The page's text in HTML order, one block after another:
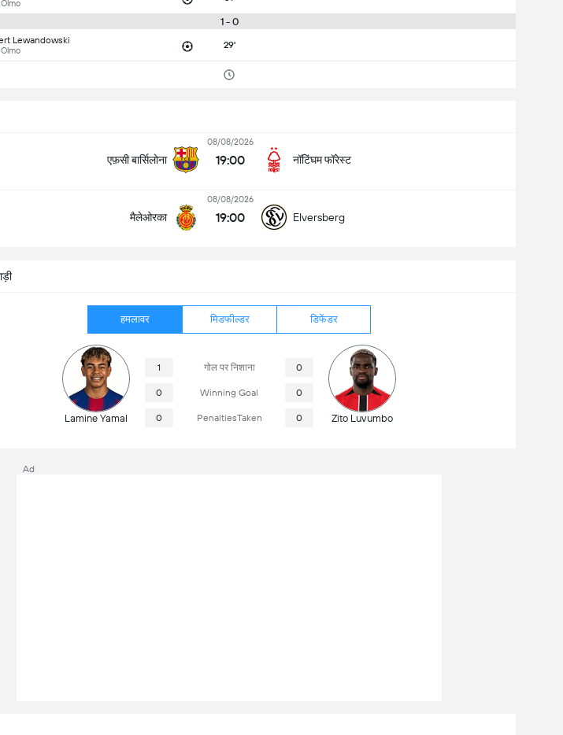
1 - 0
Lewandowski 29'
एफ़सी बार्सिलोना
08/08/2026
19:00 नॉटिंघम फॉरेस्ट
मैलेओरका
08/08/2026
19:00 Elversberg
हमलावर मिडफील्डर डिफेंडर
Lamine Yamal
1 गोल पर निशाना 0
0 Winning Goal 0
0 PenaltiesTaken 0 Zito Luvumbo
Ad